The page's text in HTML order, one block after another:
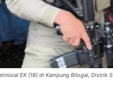
EK (18) di Kampung Bilogai, Distrik